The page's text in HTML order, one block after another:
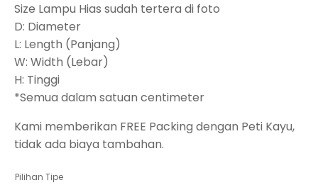
Size Lampu Hias sudah tertera di foto
D: Diameter
L: Length (Panjang)
W: Width (Lebar)
H: Tinggi
*Semua dalam satuan centimeter
Kami memberikan FREE Packing dengan Peti Kayu,
tidak ada biaya tambahan.
Pilihan Tipe